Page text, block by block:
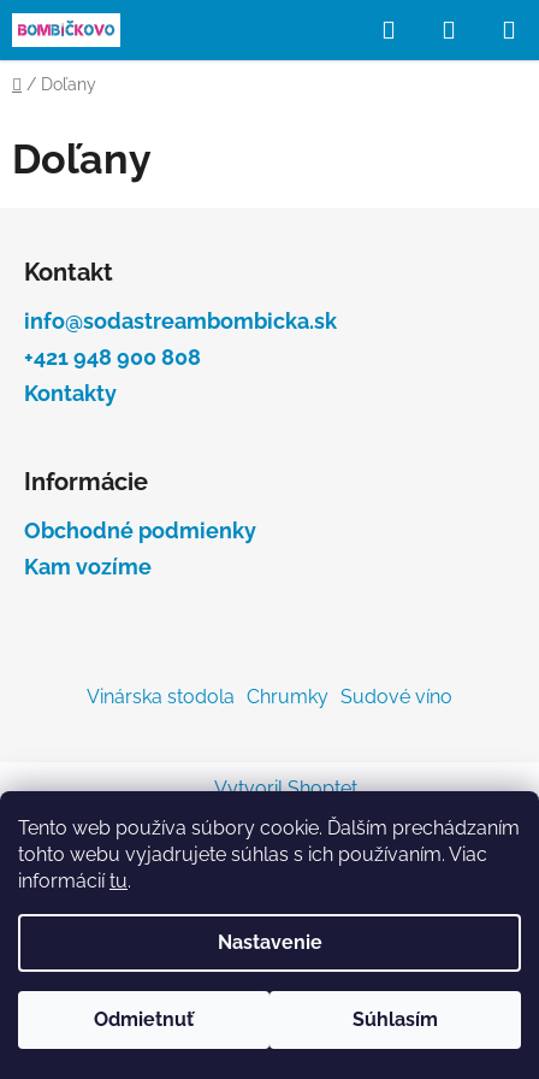
Tento web používa súbory cookie. Ďalším prechádzaním
tohto webu vyjadrujete súhlas s ich používaním. Viac
informáciítu.
Nastavenie
Odmietnuť Súhlasím
Prejsť
na
obsah
Hľadať
KOŠÍK
Domov
/ Doľany
Doľany
Kontakt
info@sodastreambombicka.sk
+421 948 900 808
Kontakty
Informácie
Obchodné podmienky
Kam vozíme
Vinárska stodola Chrumky Sudové víno
Vytvoril Shoptet
Copyright 2026
Sodastreambombicka.sk
. Všetky
práva vyhradené.